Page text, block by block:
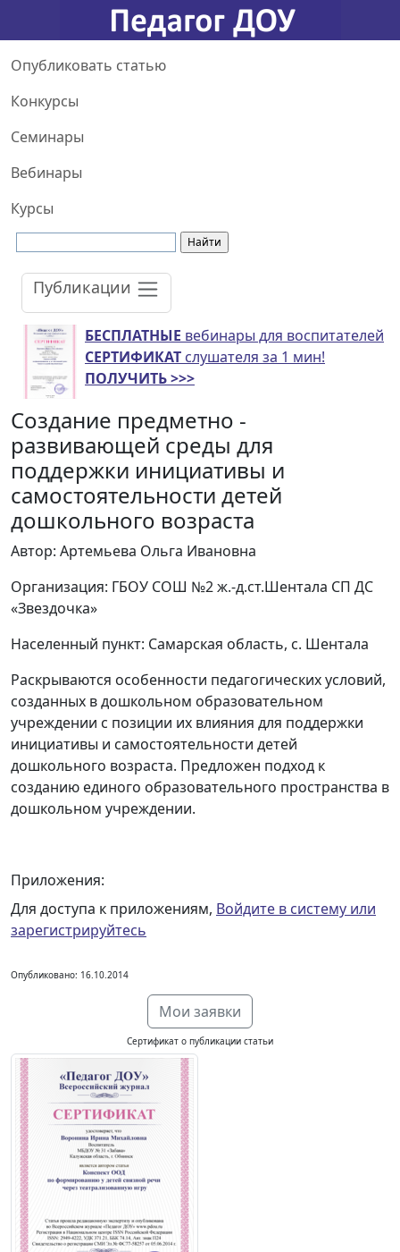
Опубликовать статью
Конкурсы
Семинары
Вебинары
Курсы
Публикации
БЕСПЛАТНЫЕ вебинары для воспитателей
СЕРТИФИКАТ слушателя за 1 мин!
ПОЛУЧИТЬ >>>
Создание предметно -
развивающей среды для
поддержки инициативы и
самостоятельности детей
дошкольного возраста
Автор: Артемьева Ольга Ивановна
Организация: ГБОУ СОШ №2 ж.-д.ст.Шентала СП ДС
«Звездочка»
Населенный пункт: Самарская область, с. Шентала
Раскрываются особенности педагогических условий,
созданных в дошкольном образовательном
учреждении с позиции их влияния для поддержки
инициативы и самостоятельности детей
дошкольного возраста. Предложен подход к
созданию единого образовательного пространства в
дошкольном учреждении.
Приложения:
Для доступа к приложениям, Войдите в систему или
зарегистрируйтесь
Опубликовано: 16.10.2014
Мои заявки
Сертификат о публикации статьи